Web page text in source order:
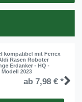
kompatibel mit Ferrex
Rasen Roboter
Erdanker - HQ -
2023
ab 7,98 € *